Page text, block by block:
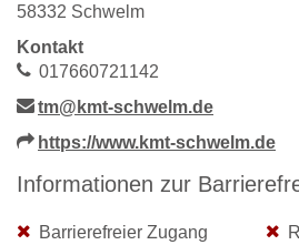
58332 Schwelm
Kontakt
017660721142
tm@kmt-schwelm.de
https://www.kmt-schwelm.de
Informationen zur
Barrierefreier Zugang